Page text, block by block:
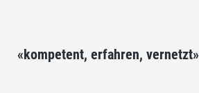
«kompetent, erfahren, vernetzt»